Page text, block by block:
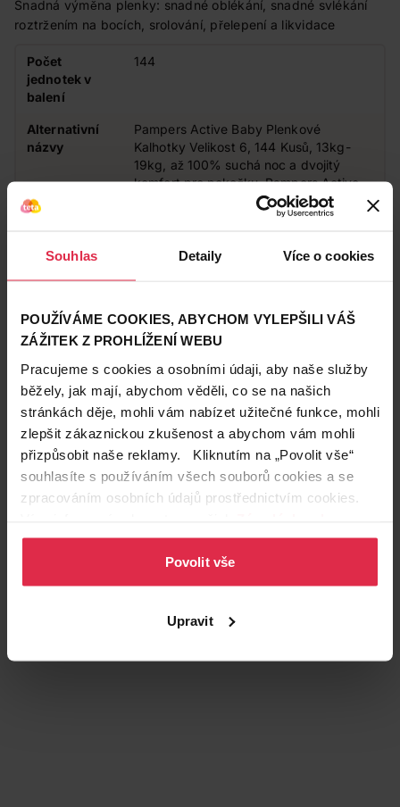
Souhlas Detaily Více o cookies
POUŽÍVÁME COOKIES, ABYCHOM VYLEPŠILI VÁŠ
ZÁŽITEK Z PROHLÍŽENÍ WEBU
Pracujeme s cookies a osobními údaji, aby naše služby
běžely, jak mají, abychom věděli, co se na našich
stránkách děje, mohli vám nabízet užitečné funkce, mohli
zlepšit zákaznickou zkušenost a abychom vám mohli
přizpůsobit naše reklamy. Kliknutím na „Povolit vše“
souhlasíte s používáním všech souborů cookies a se
zpracováním osobních údajů prostřednictvím cookies.
osobních údajů.
Povolit vše
Upravit
Snadná výměna plenky: snadné oblékání, snadné svlékání
roztržením na bocích, srolování, přelepení a likvidace
Počet
jednotek v
balení
144
Alternativní
názvy
Pampers Active Baby Plenkové
Kalhotky Velikost 6, 144 Kusů, 13kg-
19kg, až 100% suchá noc a dvojitý
komfort pro pokožku, Pampers Active
Baby Plenkové Kalhotky, Velikost 6, 144
Velikost
Obsah balení 144 ks
Značka Pampers
Obchodní
značka
Pampers
Podznačka Pants
Vhodné pro Pro děti
Zákazníci také často nakupují